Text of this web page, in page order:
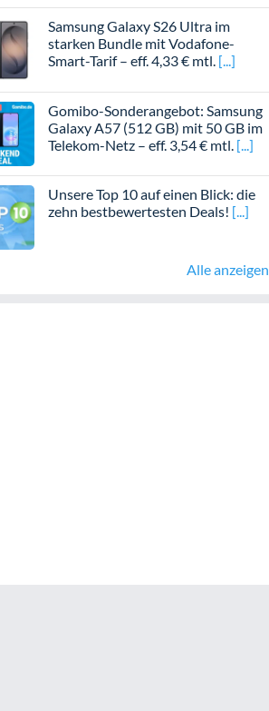
Samsung Galaxy S26 Ultra im
starken Bundle mit Vodafone-
Smart-Tarif – eff. 4,33 € mtl.
Gomibo-Sonderangebot: Samsung
Galaxy A57 (512 GB) mit 50 GB im
Telekom-Netz – eff. 3,54 € mtl.
Unsere Top 10 auf einen Blick: die
zehn bestbewertesten Deals!
Alle anzeigen